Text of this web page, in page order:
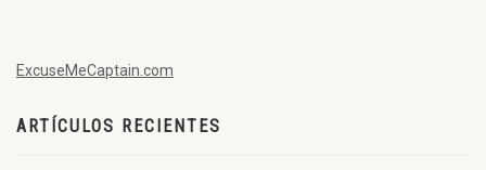
ExcuseMeCaptain.com
ARTÍCULOS RECIENTES